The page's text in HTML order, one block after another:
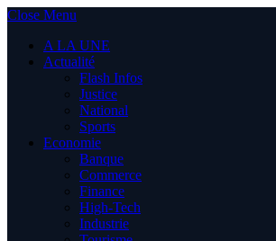
Close Menu
A LA UNE
Actualité
Flash Infos
Justice
National
Sports
Economie
Banque
Commerce
Finance
High-Tech
Industrie